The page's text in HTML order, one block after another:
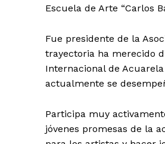
Escuela de Arte “Carlos
Fue presidente de la
trayectoria ha merecido
Internacional de
actualmente se
Participa muy
jóvenes promesas de la